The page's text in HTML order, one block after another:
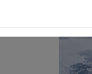
竟学到什么